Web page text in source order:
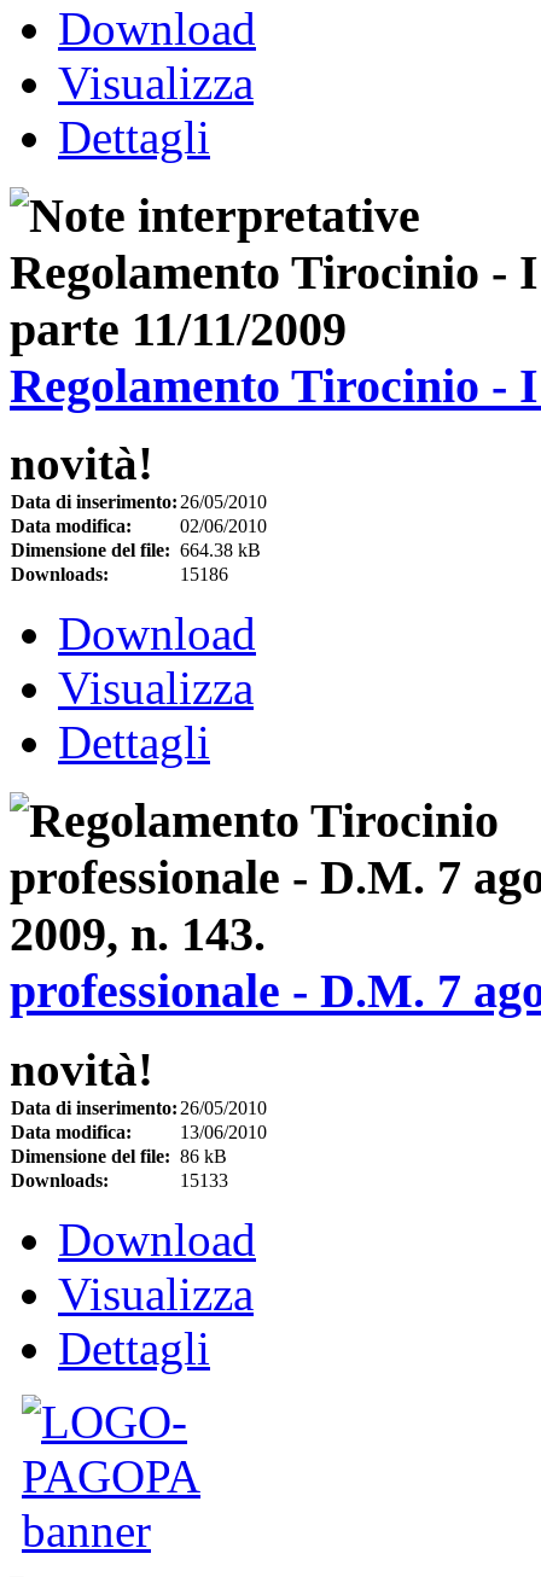
Download
Visualizza
Dettagli
Regolamento Tirocinio -
novità!
Data di inserimento:26/05/2010
Data modifica:
02/06/2010
Dimensione del file: 664.38 kB
Downloads:
15186
Download
Visualizza
Dettagli
professionale - D.M. 7
novità!
Data di inserimento: 26/05/2010
Data modifica:
13/06/2010
Dimensione del file: 86 kB
Downloads:
15133
Download
Visualizza
Dettagli